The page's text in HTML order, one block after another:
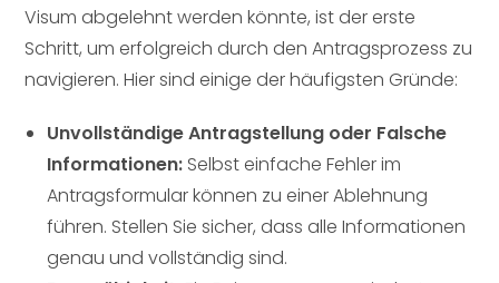
Visum abgelehnt werden könnte, ist der erste
Schritt, um erfolgreich durch den Antragsprozess zu
navigieren. Hier sind einige der häufigsten Gründe:
Unvollständige Antragstellung oder Falsche
Informationen: Selbst einfache Fehler im
Antragsformular können zu einer Ablehnung
führen. Stellen Sie sicher, dass alle Informationen
genau und vollständig sind.